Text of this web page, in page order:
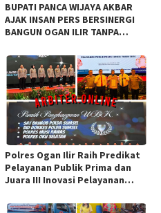
BUPATI PANCA WIJAYA AKBAR
AJAK INSAN PERS BERSINERGI
BANGUN OGAN ILIR TANPA
Polres Ogan Ilir Raih Predikat
Pelayanan Publik Prima dan
Juara III Inovasi Pelayanan